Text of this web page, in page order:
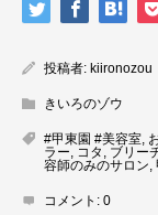
投稿者: kiironozou
きいろのゾウ
#甲東園 #美容室,
ラー, コタ , ブリー
容師のみのサロン,
コメント: 0